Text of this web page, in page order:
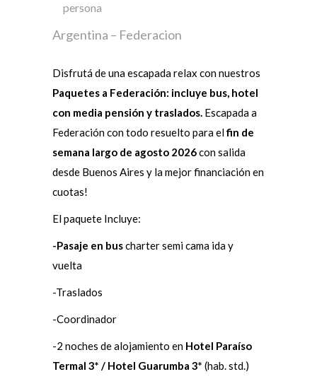
persona
Argentina – Federacion
Disfrutá de una escapada relax con nuestros
Paquetes a Federación: incluye bus, hotel
con media pensión y traslados. Escapada a
Federación con todo resuelto para elfin de
semana largo de agosto 2026con salida
desde Buenos Aires y la mejor financiación en
cuotas!
El paquete Incluye:
-Pasaje en buscharter semi cama ida y
vuelta
-Traslados
-Coordinador
-2 noches de alojamiento en Hotel Paraíso
Termal 3* / Hotel Guarumba 3* (hab. std.)